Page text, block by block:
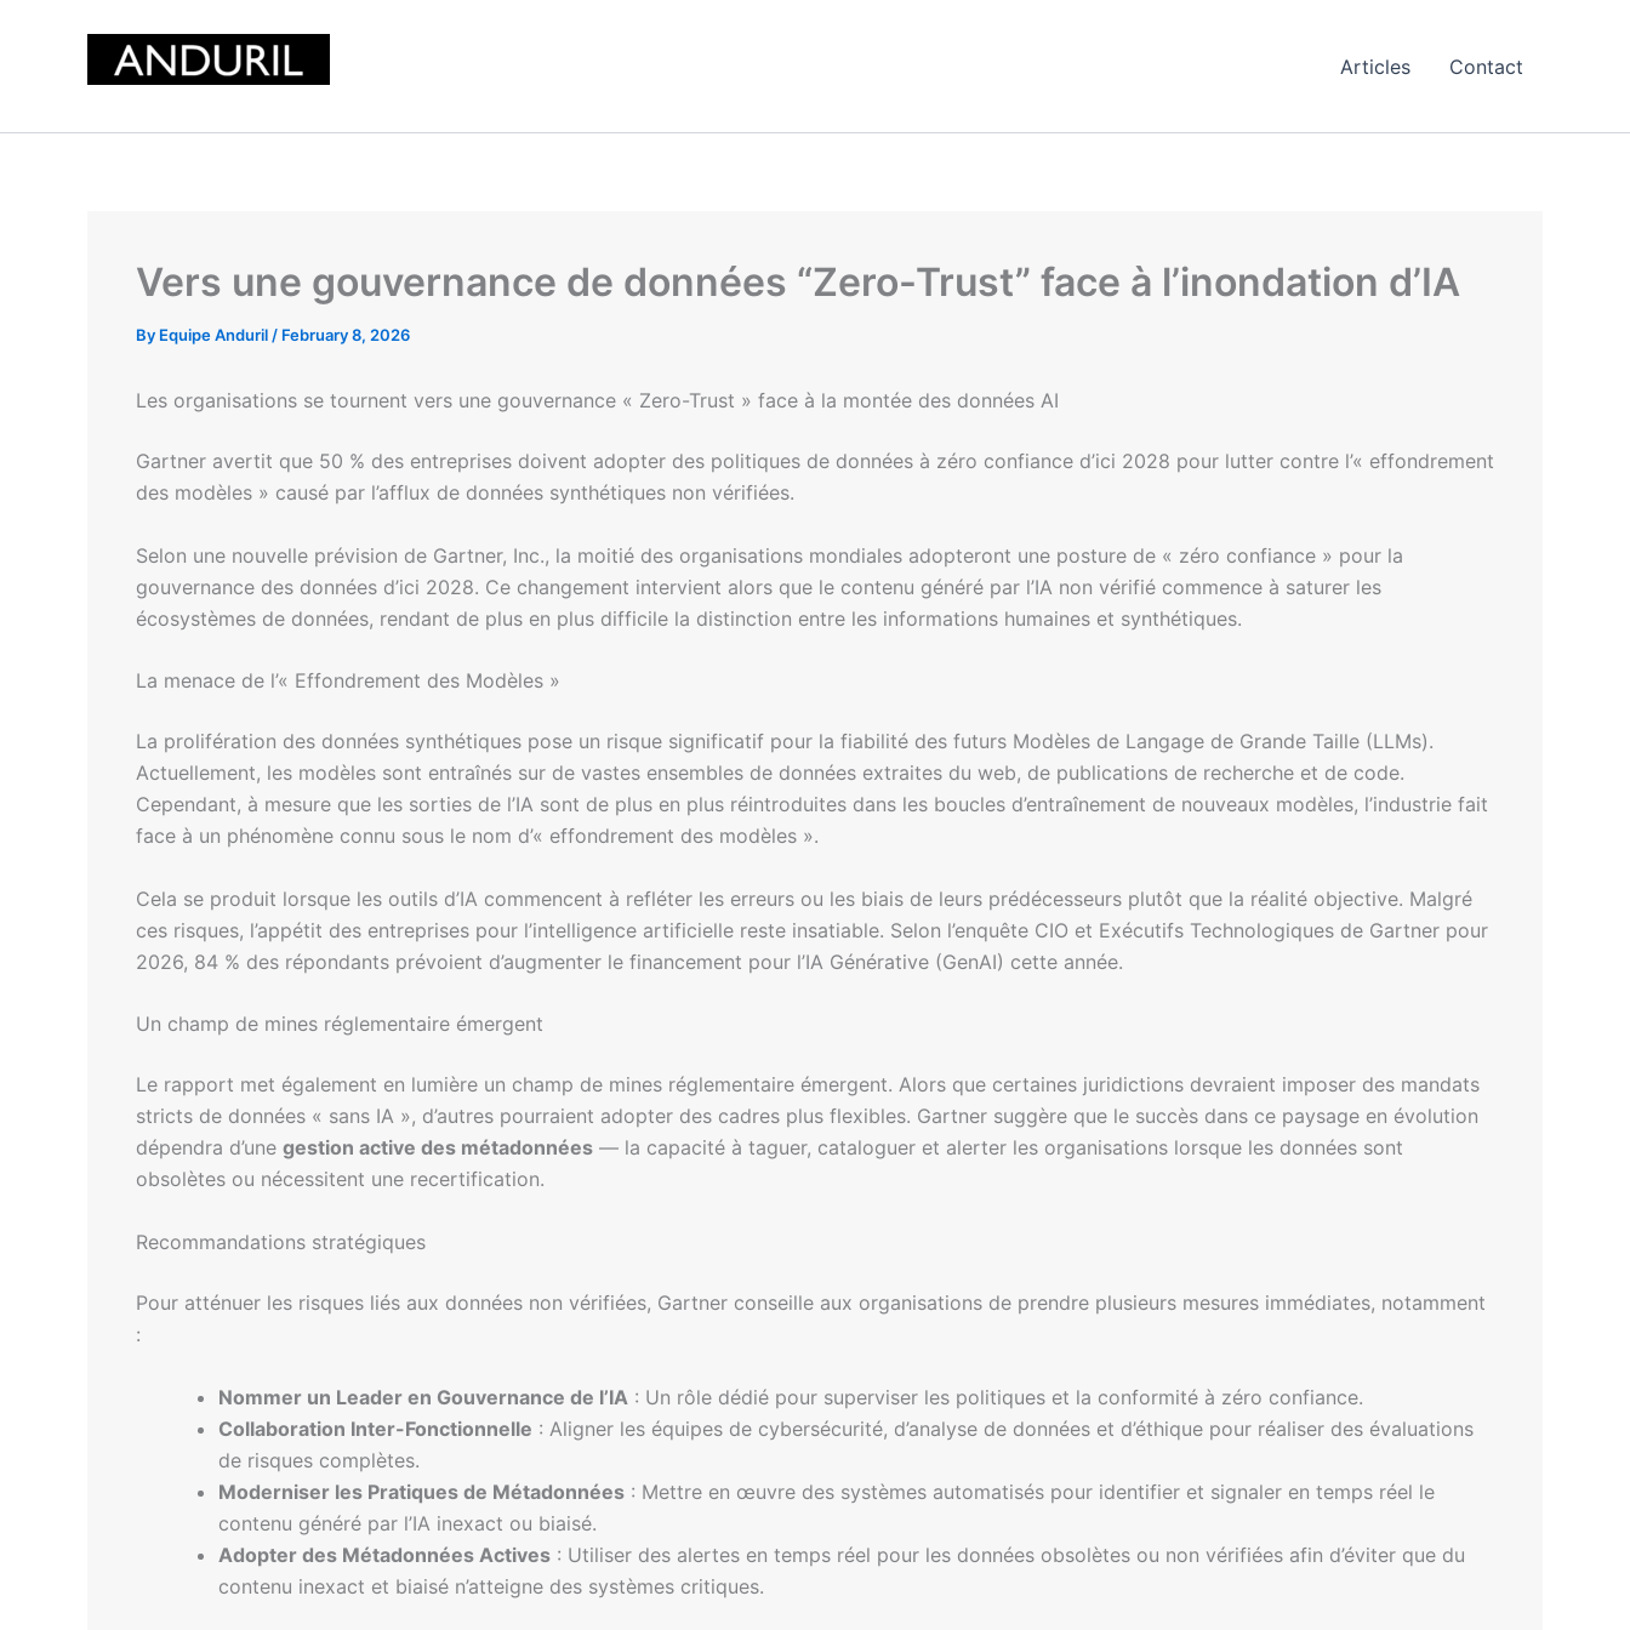
Articles Contact
Vers une gouvernance de données “Zero-Trust” face à l’inondation d’IA
By Equipe Anduril / February 8, 2026
Les organisations se tournent vers une gouvernance « Zero-Trust » face à la montée des données AI
Gartner avertit que 50 % des entreprises doivent adopter des politiques de données à zéro confiance d’ici 2028 pour lutter contre l’« effondrement
des modèles » causé par l’afflux de données synthétiques non vérifiées.
Selon une nouvelle prévision de Gartner, Inc., la moitié des organisations mondiales adopteront une posture de « zéro confiance » pour la
gouvernance des données d’ici 2028. Ce changement intervient alors que le contenu généré par l’IA non vérifié commence à saturer les
écosystèmes de données, rendant de plus en plus difficile la distinction entre les informations humaines et synthétiques.
La menace de l’« Effondrement des Modèles »
La prolifération des données synthétiques pose un risque significatif pour la fiabilité des futurs Modèles de Langage de Grande Taille (LLMs).
Actuellement, les modèles sont entraînés sur de vastes ensembles de données extraites du web, de publications de recherche et de code.
Cependant, à mesure que les sorties de l’IA sont de plus en plus réintroduites dans les boucles d’entraînement de nouveaux modèles, l’industrie fait
face à un phénomène connu sous le nom d’« effondrement des modèles ».
Cela se produit lorsque les outils d’IA commencent à refléter les erreurs ou les biais de leurs prédécesseurs plutôt que la réalité objective. Malgré
ces risques, l’appétit des entreprises pour l’intelligence artificielle reste insatiable. Selon l’enquête CIO et Exécutifs Technologiques de Gartner pour
2026, 84 % des répondants prévoient d’augmenter le financement pour l’IA Générative (GenAI) cette année.
Un champ de mines réglementaire émergent
Le rapport met également en lumière un champ de mines réglementaire émergent. Alors que certaines juridictions devraient imposer des mandats
stricts de données « sans IA », d’autres pourraient adopter des cadres plus flexibles. Gartner suggère que le succès dans ce paysage en évolution
dépendra d’une gestion active des métadonnées — la capacité à taguer, cataloguer et alerter les organisations lorsque les données sont
obsolètes ou nécessitent une recertification.
Recommandations stratégiques
Pour atténuer les risques liés aux données non vérifiées, Gartner conseille aux organisations de prendre plusieurs mesures immédiates, notamment
:
Nommer un Leader en Gouvernance de l’IA : Un rôle dédié pour superviser les politiques et la conformité à zéro confiance.
Collaboration Inter-Fonctionnelle : Aligner les équipes de cybersécurité, d’analyse de données et d’éthique pour réaliser des évaluations
de risques complètes.
Moderniser les Pratiques de Métadonnées : Mettre en œuvre des systèmes automatisés pour identifier et signaler en temps réel le
contenu généré par l’IA inexact ou biaisé.
Adopter des Métadonnées Actives : Utiliser des alertes en temps réel pour les données obsolètes ou non vérifiées afin d’éviter que du
contenu inexact et biaisé n’atteigne des systèmes critiques.